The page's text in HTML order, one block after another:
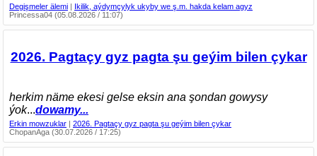
Degişmeler älemi | Ikilik, aýdymçylyk ukyby we ş.m. hakda kelam agyz
Princessa04 (05.08.2026 / 11:07)
2026. Pagtaçy gyz pagta şu geýim bilen çykar
herkim näme ekesi gelse eksin ana şondan gowysy
ýok...dowamy...
Erkin mowzuklar | 2026. Pagtaçy gyz pagta şu geýim bilen çykar
ChopanAga (30.07.2026 / 17:25)